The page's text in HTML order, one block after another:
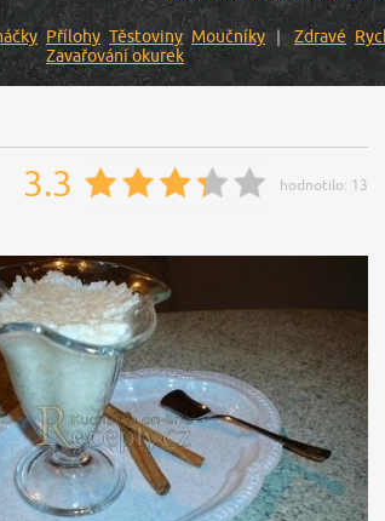
Přílohy Těstoviny Moučníky Zdravé
Zavařování okurek
3.3 hodnotilo: 13